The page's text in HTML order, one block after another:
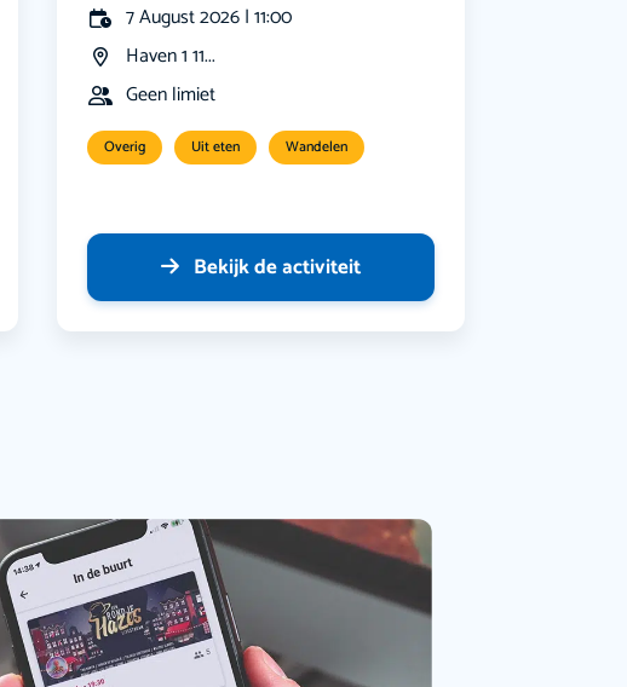
7 August 2026 | 11:00
Haven 1 11...
Geen limiet
Overig Uit eten Wandelen
Bekijk de activiteit